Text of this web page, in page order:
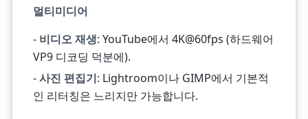
멀티미디어
- 비디오 재생: YouTube에서 4K@60fps (하드웨어
VP9 디코딩 덕분에).
-사진 편집기: Lightroom이나 GIMP에서 기본적
인 리터칭은 느리지만 가능합니다.